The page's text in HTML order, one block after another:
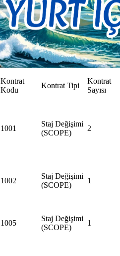
Kontrat
Kodu
Kontrat Tipi
Kontrat
Sayısı
1001
Staj Değişimi
(SCOPE)
2
1002
Staj Değişimi
(SCOPE)
1
1005
Staj Değişimi
(SCOPE)
1